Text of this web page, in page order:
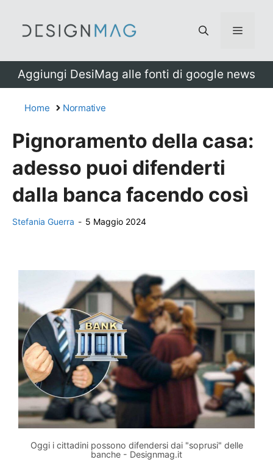
Menu
Aggiungi DesiMag alle fonti di google news
Home Normative
Pignoramento della casa:
adesso puoi difenderti
dalla banca facendo così
Stefania Guerra - 5 Maggio 2024
Oggi i cittadini possono difendersi dai "soprusi" delle
banche - Designmag.it